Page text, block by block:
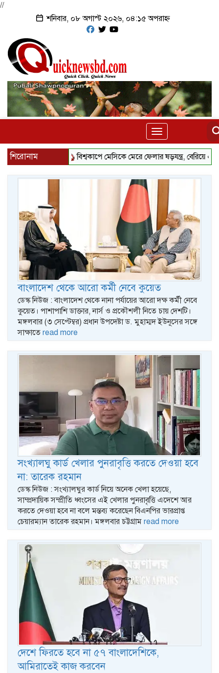
//
শনিবার, ০৮ অগাস্ট ২০২৬, ০৪:১৫ অপরাহ্ন
Toggle
navigation
শিরোনাম বিশ্বকাপে মেসিকে মেরে ফেলার ষড়যন্ত্র, বেরিয়ে এলো
বাংলাদেশ থেকে আরো কর্মী নেবে কুয়েত
ডেস্ক নিউজ : বাংলাদেশ থেকে নানা পর্যায়ের আরো দক্ষ কর্মী নেবে
কুয়েত। পাশাপাশি ডাক্তার, নার্স ও প্রকৌশলী নিতে চায় দেশটি।
মঙ্গলবার (৩ সেপ্টেম্বর) প্রধান উপদেষ্টা ড. মুহাম্মদ ইউনূসের সঙ্গে
সাক্ষাতে read more
সংখ্যালঘু কার্ড খেলার পুনরাবৃত্তি করতে দেওয়া হবে
না: তারেক রহমান
ডেস্ক নিউজ : সংখ্যালঘুর কার্ড নিয়ে অনেক খেলা হয়েছে,
সাম্প্রদায়িক সম্প্রীতি ধ্বংসের এই খেলার পুনরাবৃত্তি এদেশে আর
করতে দেওয়া হবে না বলে মন্তব্য করেছেন বিএনপির ভারপ্রাপ্ত
চেয়ারম্যান তারেক রহমান। মঙ্গলবার চট্টগ্রাম read more
দেশে ফিরতে হবে না ৫৭ বাংলাদেশিকে,
আমিরাতেই কাজ করবেন